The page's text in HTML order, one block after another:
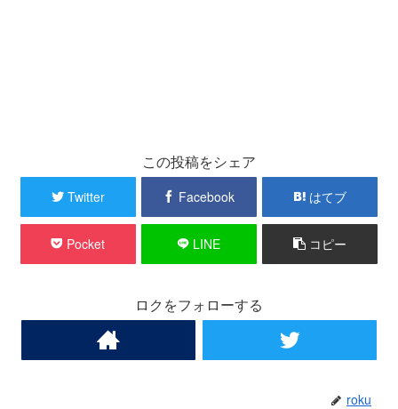
この投稿をシェア
Twitter Facebook はてブ
Pocket LINE コピー
ロクをフォローする
roku